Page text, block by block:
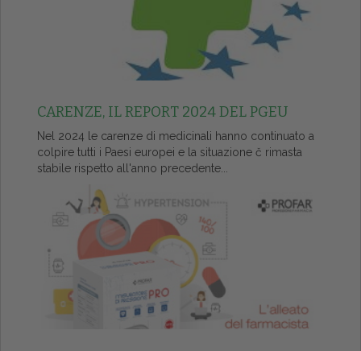
CARENZE, IL REPORT 2024 DEL PGEU
Nel 2024 le carenze di medicinali hanno continuato a
colpire tutti i Paesi europei e la situazione č rimasta
stabile rispetto all'anno precedente...